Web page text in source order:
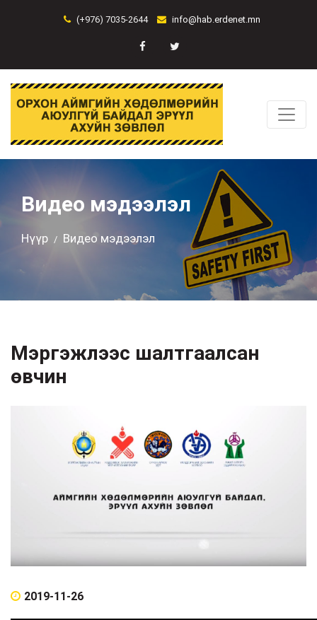
(+976) 7035-2644 info@hab.erdenet.mn
Видео мэдээлэл
Нүүр Видео мэдээлэл
Мэргэжлээс шалтгаалсан
өвчин
2019-11-26